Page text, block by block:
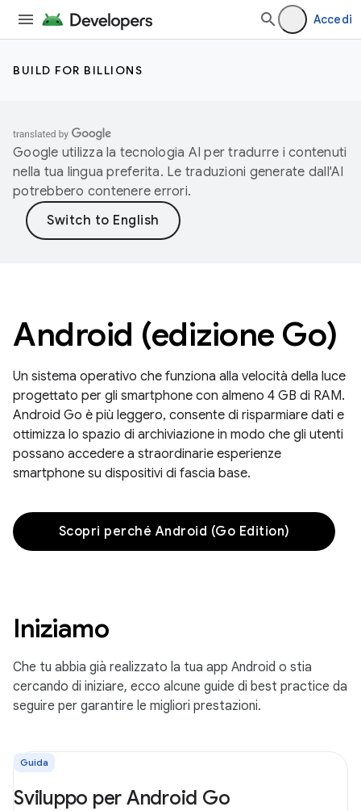
Accedi
BUILD FOR BILLIONS
Google utilizza la tecnologia AI per tradurre i contenuti
nella tua lingua preferita. Le traduzioni generate dall'AI
potrebbero contenere errori.
Android (edizione Go)
Un sistema operativo che funziona alla velocità della luce
progettato per gli smartphone con almeno 4 GB di RAM.
Android Go è più leggero, consente di risparmiare dati e
ottimizza lo spazio di archiviazione in modo che gli utenti
possano accedere a straordinarie esperienze
smartphone su dispositivi di fascia base.
Scopri perché Android (Go Edition)
Iniziamo
Che tu abbia già realizzato la tua app Android o stia
cercando di iniziare, ecco alcune guide di best practice da
seguire per garantire le migliori prestazioni.
Guida
Sviluppo per Android Go